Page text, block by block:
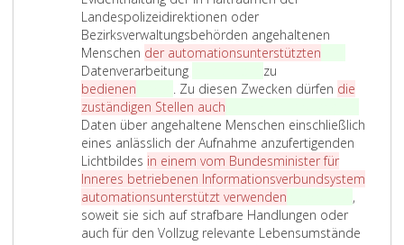
d
a
s
B
n
d
e
s
a
m
t
f
ü
t
z
e
i
n
s
Landespolizeidirektionen oder
Bezirksverwaltungsbehörden angehaltenen
Menschen der automationsunterstützten
Datenverarbeitung
zu
bedienen
. Zu diesen Zwecken dürfen die
zuständigen Stellen auch
Daten über angehaltene Menschen einschließlich
eines anlässlich der Aufnahme anzufertigenden
Lichtbildes in einem vom Bundesminister für
Inneres betriebenen Informationsverbundsystem
automationsunterstützt verwenden
,
soweit sie sich auf strafbare Handlungen oder
auch für den Vollzug relevante Lebensumstände